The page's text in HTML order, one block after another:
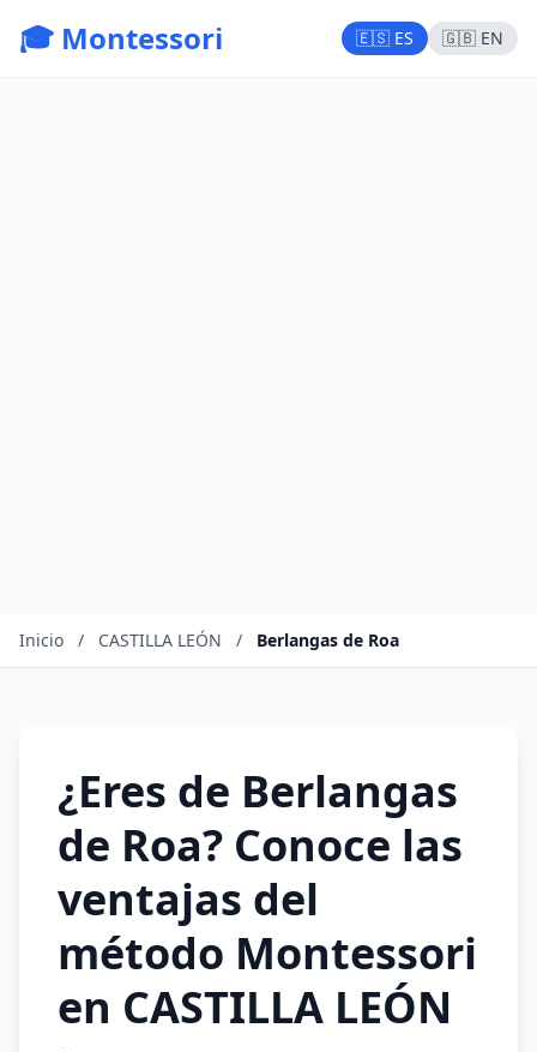
🎓 Montessori 🇪🇸 ES 🇬🇧 EN
Inicio / CASTILLA LEÓN / Berlangas de Roa
¿Eres de Berlangas
de Roa? Conoce las
ventajas del
método Montessori
en CASTILLA LEÓN